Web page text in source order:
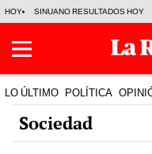
HOY SINUANO RESULTADOS HOY
LO ÚLTIMO POLÍTICA
Sociedad